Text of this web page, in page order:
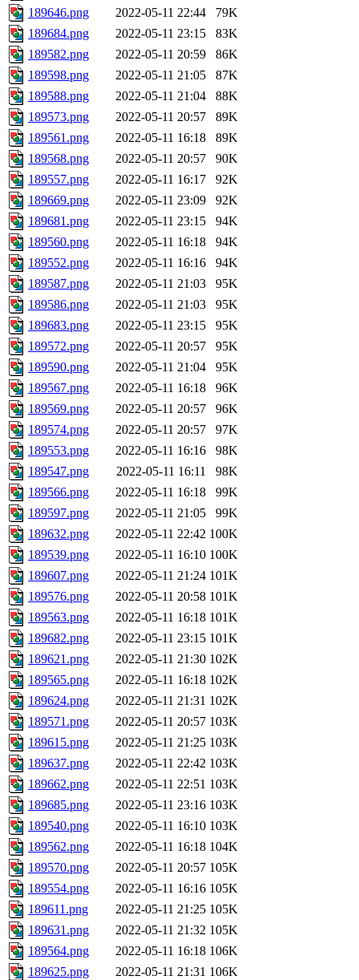
189646.png
2022-05-11 22:44
79K
189684.png
2022-05-11 23:15
83K
189582.png
2022-05-11 20:59
86K
189598.png
2022-05-11 21:05
87K
189588.png
2022-05-11 21:04
88K
189573.png
2022-05-11 20:57
89K
189561.png
2022-05-11 16:18
89K
189568.png
2022-05-11 20:57
90K
189557.png
2022-05-11 16:17
92K
189669.png
2022-05-11 23:09
92K
189681.png
2022-05-11 23:15
94K
189560.png
2022-05-11 16:18
94K
189552.png
2022-05-11 16:16
94K
189587.png
2022-05-11 21:03
95K
189586.png
2022-05-11 21:03
95K
189683.png
2022-05-11 23:15
95K
189572.png
2022-05-11 20:57
95K
189590.png
2022-05-11 21:04
95K
189567.png
2022-05-11 16:18
96K
189569.png
2022-05-11 20:57
96K
189574.png
2022-05-11 20:57
97K
189553.png
2022-05-11 16:16
98K
189547.png
2022-05-11 16:11
98K
189566.png
2022-05-11 16:18
99K
189597.png
2022-05-11 21:05
99K
189632.png
2022-05-11 22:42 100K
189539.png
2022-05-11 16:10 100K
189607.png
2022-05-11 21:24 101K
189576.png
2022-05-11 20:58 101K
189563.png
2022-05-11 16:18 101K
189682.png
2022-05-11 23:15 101K
189621.png
2022-05-11 21:30 102K
189565.png
2022-05-11 16:18 102K
189624.png
2022-05-11 21:31 102K
189571.png
2022-05-11 20:57 103K
189615.png
2022-05-11 21:25 103K
189637.png
2022-05-11 22:42 103K
189662.png
2022-05-11 22:51 103K
189685.png
2022-05-11 23:16 103K
189540.png
2022-05-11 16:10 103K
189562.png
2022-05-11 16:18 104K
189570.png
2022-05-11 20:57 105K
189554.png
2022-05-11 16:16 105K
189611.png
2022-05-11 21:25 105K
189631.png
2022-05-11 21:32 105K
189564.png
2022-05-11 16:18 106K
189625.png
2022-05-11 21:31 106K